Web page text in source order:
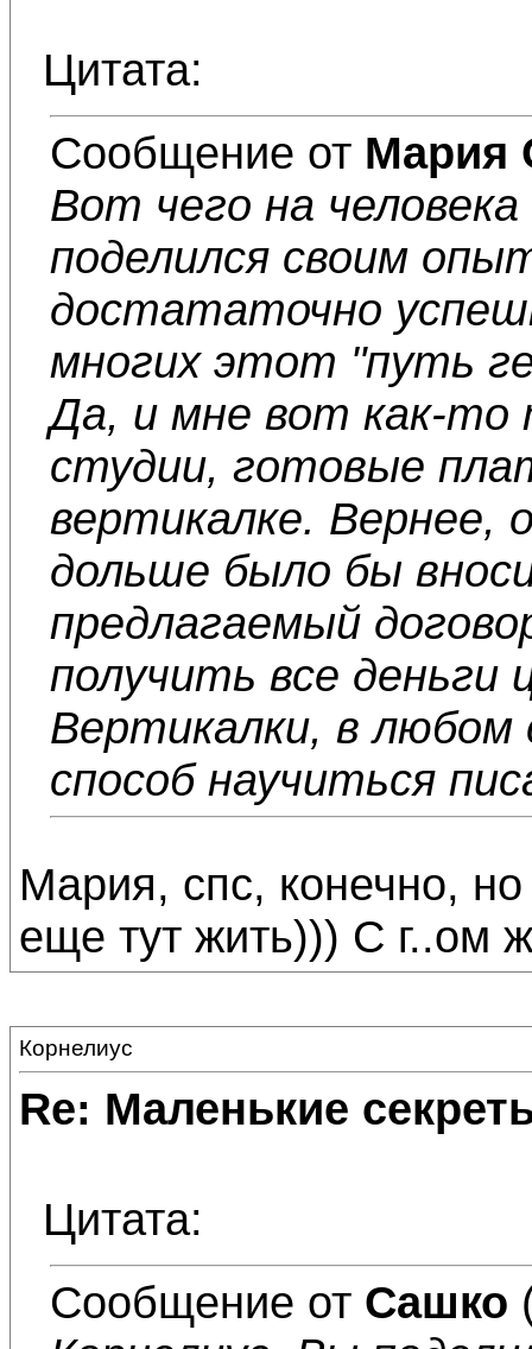
Цитата:
Сообщение от Мария
Вот чего на человека
поделился своим
достататочно
многих этот "путь
Да, и мне вот как-то
студии, готовые
вертикалке. Вернее,
дольше было бы
предлагаемый
получить все деньги
Вертикалки, в любом
способ научиться
Мария, спс, конечно,
еще тут жить))) С г..ом
Корнелиус
Re: Маленькие
Цитата:
Сообщение от Сашко